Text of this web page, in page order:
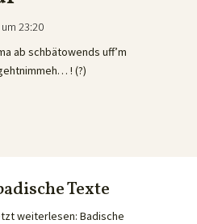
23:20
ab schbätowends uff’m
! (?)
Texte
weiterlesen: Badische